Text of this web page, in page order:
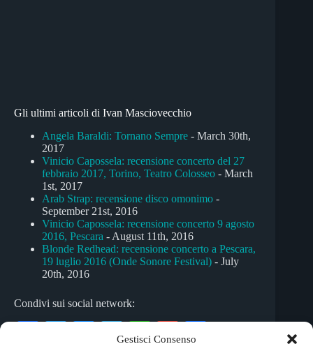
Gestisci Consenso
Gli ultimi articoli di Ivan Masciovecchio
Angela Baraldi: Tornano Sempre - March 30th,
2017
Vinicio Capossela: recensione concerto del 27
febbraio 2017, Torino, Teatro Colosseo - March
1st, 2017
Arab Strap: recensione disco omonimo -
September 21st, 2016
Vinicio Capossela: recensione concerto 9 agosto
2016, Pescara - August 11th, 2016
Blonde Redhead: recensione concerto a Pescara,
19 luglio 2016 (Onde Sonore Festival) - July
20th, 2016
Condivi sui social network:
Te W G